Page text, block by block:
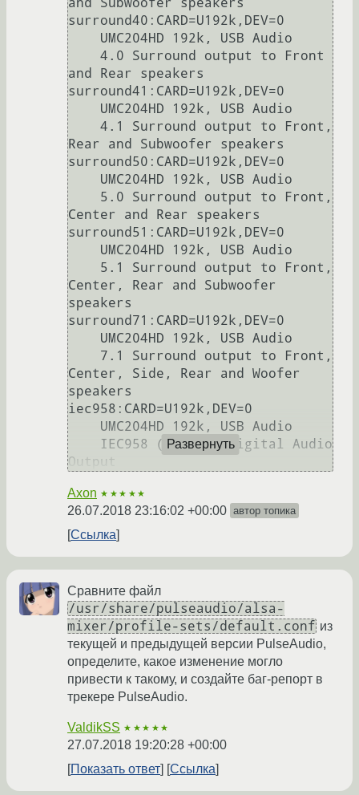
and Subwoofer speakers
surround40:CARD=U192k,DEV=0
and Rear speakers
surround41:CARD=U192k,DEV=0
Rear and Subwoofer speakers
surround50:CARD=U192k,DEV=0
Center and Rear speakers
surround51:CARD=U192k,DEV=0
Center, Rear and Subwoofer
speakers
surround71:CARD=U192k,DEV=0
Center, Side, Rear and Woofer
speakers
iec958:CARD=U192k,DEV=0
Развернуть
Axon ★★★★★
26.07.2018 23:16:02 +00:00 автор топика
Ссылка
Сравните файл
/usr/share/pulseaudio/alsa-
mixer/profile-sets/default.conf из
текущей и предыдущей версии PulseAudio,
определите, какое изменение могло
привести к такому, и создайте баг-репорт в
трекере PulseAudio.
ValdikSS ★★★★★
27.07.2018 19:20:28 +00:00
Показать ответ
Ссылка